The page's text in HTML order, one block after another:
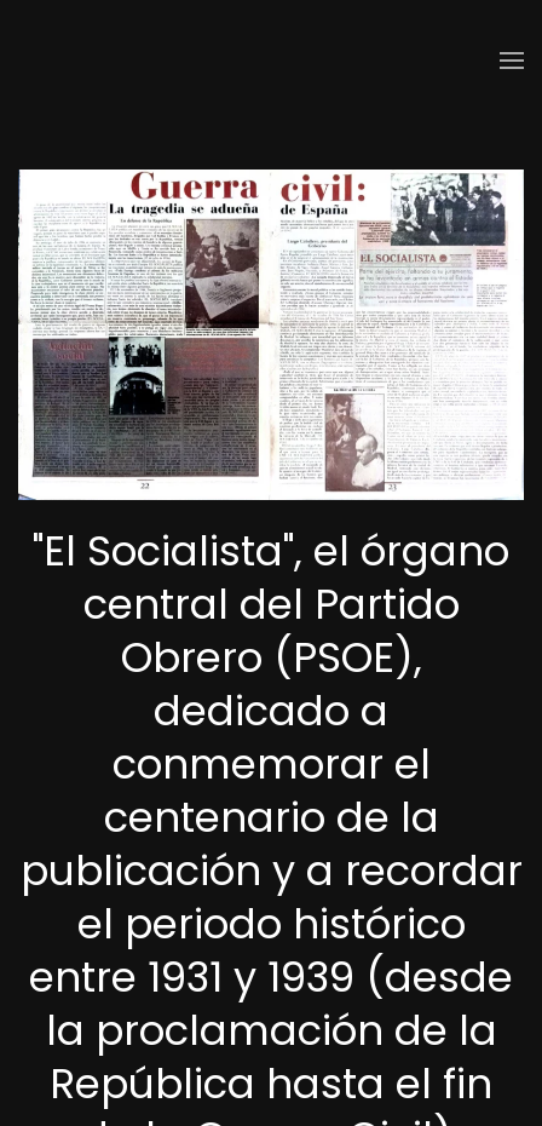
"El Socialista", el órgano
central del Partido
Obrero (PSOE),
dedicado a
conmemorar el
centenario de la
publicación y a recordar
el periodo histórico
entre 1931 y 1939 (desde
la proclamación de la
República hasta el fin